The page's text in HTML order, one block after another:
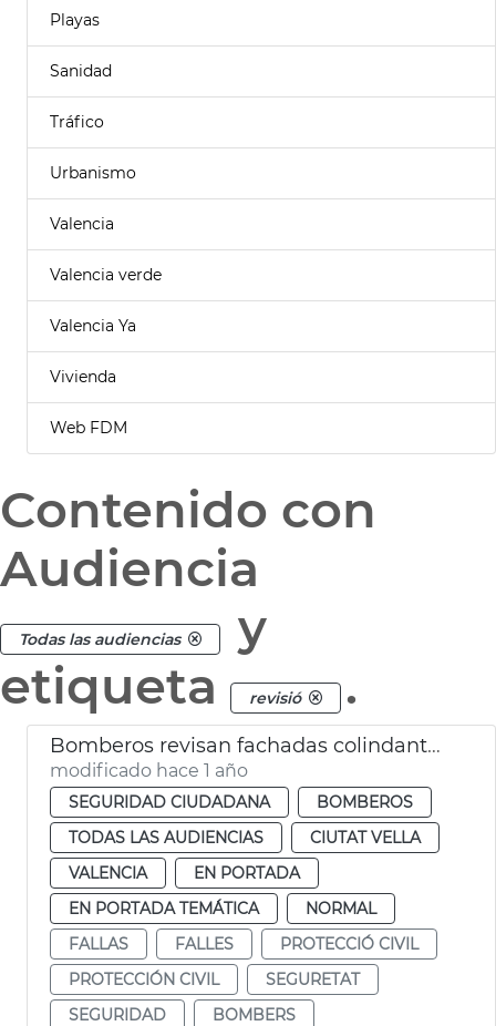
Playas
Sanidad
Tráfico
Urbanismo
Valencia
Valencia verde
Valencia Ya
Vivienda
Web FDM
Contenido con
Audiencia
Todas las audiencias
y
etiqueta
revisió .
Bomberos revisan fachadas colindantes plaza de l'Ajuntament por las mascletaes
modificado hace 1 año
SEGURIDAD CIUDADANA
BOMBEROS
TODAS LAS AUDIENCIAS
CIUTAT VELLA
VALENCIA
EN PORTADA
EN PORTADA TEMÁTICA
NORMAL
FALLAS
FALLES
PROTECCIÓ CIVIL
PROTECCIÓN CIVIL
SEGURETAT
SEGURIDAD
BOMBERS